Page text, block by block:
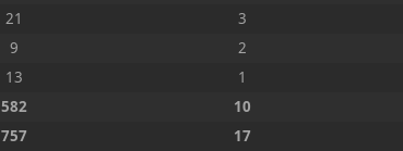
21 3
9 2
13 1
582 10
757 17